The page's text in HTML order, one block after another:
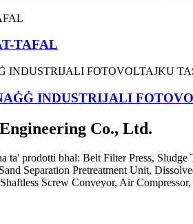
TAFAL
INDUSTRIJALI
Co., Ltd.
prodotti bħal: Belt Filter Press,
Separation Pretreatment Unit,
Screw Conveyor, Air